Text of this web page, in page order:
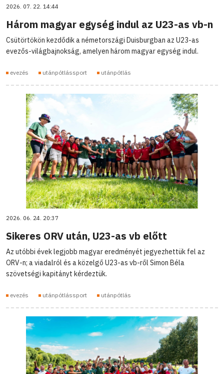
2026. 07. 22. 14:44
Három magyar egység indul az U23-as vb-n
Csütörtökön kezdődik a németországi Duisburgban az U23-as
evezős-világbajnokság, amelyen három magyar egység indul.
evezés utánpótlássport utánpótlás
2026. 06. 24. 20:37
Sikeres ORV után, U23-as vb előtt
Az utóbbi évek legjobb magyar eredményét jegyezhettük fel az
ORV-n; a viadalról és a közelgő U23-as vb-ről Simon Béla
szövetségi kapitányt kérdeztük.
evezés utánpótlássport utánpótlás